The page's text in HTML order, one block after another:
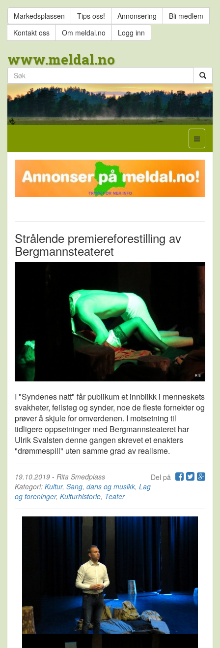
Markedsplassen Tips oss! Annonsering
Bli medlem
Kontakt oss
Om meldal.no Logg inn
www.meldal.no
Strålende premiereforestilling av
Bergmannsteateret
I "Syndenes natt" får publikum et innblikk i menneskets
svakheter, feilsteg og synder, noe de fleste fornekter og
prøver å skjule for omverdenen. I motsetning til
tidligere oppsetninger med Bergmannsteateret har
Ulrik Svalsten denne gangen skrevet et enakters
"drømmespill" uten samme grad av realisme.
Del på
19.10.2019 - Rita Smedplass
Kategori: Kultur, Sang, dans og musikk, Lag
og foreninger, Kulturhistorie, Teater